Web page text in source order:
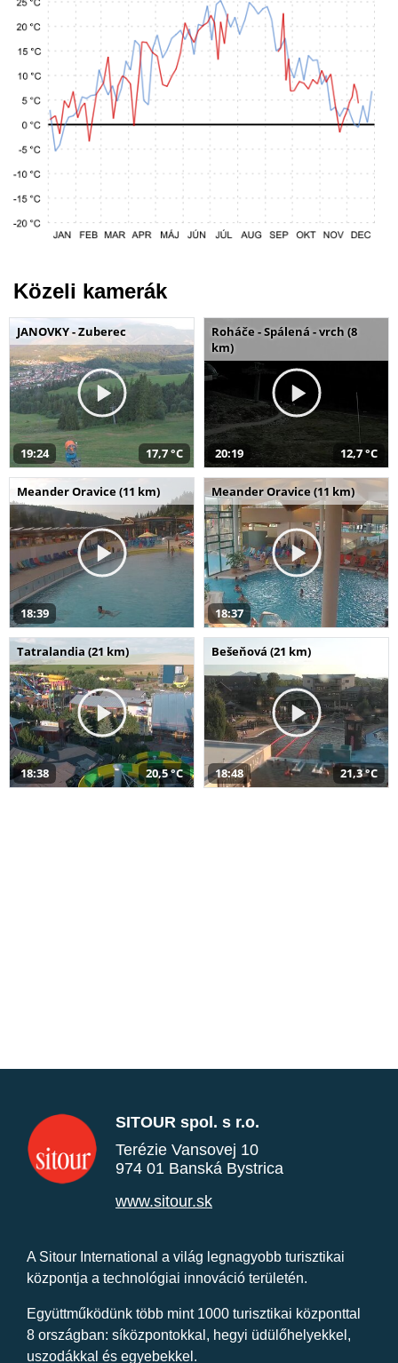
Közeli kamerák
JANOVKY - Zuberec
19:24 17,7 °C
Roháče - Spálená - vrch (8
km)
20:19 12,7 °C
Meander Oravice (11 km)
18:39
Meander Oravice (11 km)
18:37
Tatralandia (21 km)
18:38 20,5 °C
Bešeňová (21 km)
18:48 21,3 °C
SITOUR spol. s r.o.
Terézie Vansovej 10
974 01 Banská Bystrica
www.sitour.sk
A Sitour International a világ legnagyobb turisztikai
központja a technológiai innováció területén.
Együttműködünk több mint 1000 turisztikai központtal
8 országban: síközpontokkal, hegyi üdülőhelyekkel,
uszodákkal és egyebekkel.